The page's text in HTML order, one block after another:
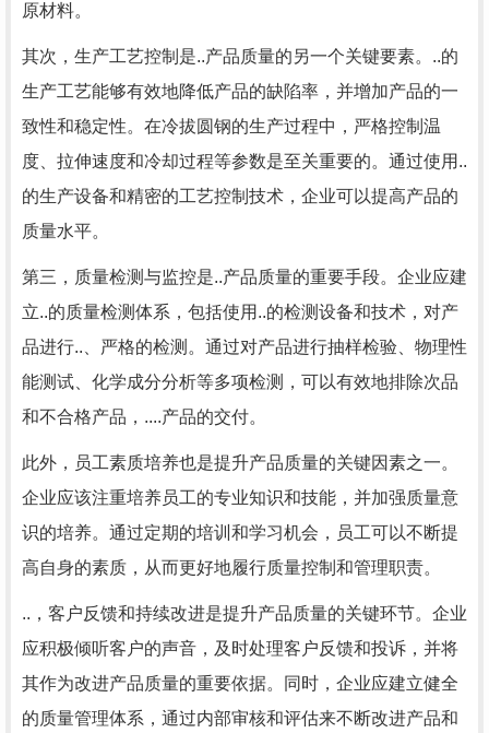
原材料。
其次，生产工艺控制是..产品质量的另一个关键要素。..的
生产工艺能够有效地降低产品的缺陷率，并增加产品的一
致性和稳定性。在冷拔圆钢的生产过程中，严格控制温
度、拉伸速度和冷却过程等参数是至关重要的。通过使用..
的生产设备和精密的工艺控制技术，企业可以提高产品的
质量水平。
第三，质量检测与监控是..产品质量的重要手段。企业应建
立..的质量检测体系，包括使用..的检测设备和技术，对产
品进行..、严格的检测。通过对产品进行抽样检验、物理性
能测试、化学成分分析等多项检测，可以有效地排除次品
和不合格产品，....产品的交付。
此外，员工素质培养也是提升产品质量的关键因素之一。
企业应该注重培养员工的专业知识和技能，并加强质量意
识的培养。通过定期的培训和学习机会，员工可以不断提
高自身的素质，从而更好地履行质量控制和管理职责。
..，客户反馈和持续改进是提升产品质量的关键环节。企业
应积极倾听客户的声音，及时处理客户反馈和投诉，并将
其作为改进产品质量的重要依据。同时，企业应建立健全
的质量管理体系，通过内部审核和评估来不断改进产品和